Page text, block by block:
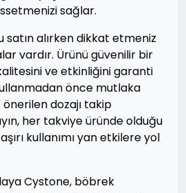
sağlar.
satın alırken dikkat etmeniz
vardır. Ürünü güvenilir bir
ve etkinliğini garanti
önce mutlaka
dozajı takip
her takviye üründe olduğu
kullanımı yan etkilere yol
Cystone, böbrek